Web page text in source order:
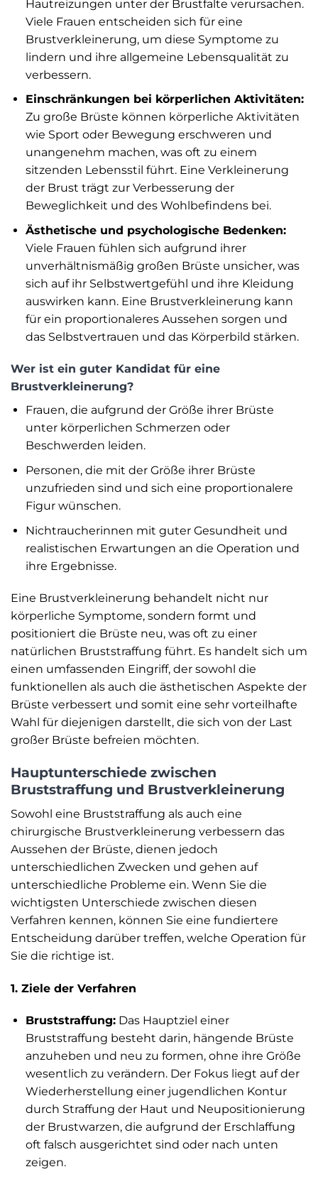
Hautreizungen unter der Brustfalte verursachen.
Viele Frauen entscheiden sich für eine
Brustverkleinerung, um diese Symptome zu
lindern und ihre allgemeine Lebensqualität zu
verbessern.
Einschränkungen bei körperlichen Aktivitäten:
Zu große Brüste können körperliche Aktivitäten
wie Sport oder Bewegung erschweren und
unangenehm machen, was oft zu einem
sitzenden Lebensstil führt. Eine Verkleinerung
der Brust trägt zur Verbesserung der
Beweglichkeit und des Wohlbefindens bei.
Ästhetische und psychologische Bedenken:
Viele Frauen fühlen sich aufgrund ihrer
unverhältnismäßig großen Brüste unsicher, was
sich auf ihr Selbstwertgefühl und ihre Kleidung
auswirken kann. Eine Brustverkleinerung kann
für ein proportionaleres Aussehen sorgen und
das Selbstvertrauen und das Körperbild stärken.
Wer ist ein guter Kandidat für eine
Brustverkleinerung?
Frauen, die aufgrund der Größe ihrer Brüste
unter körperlichen Schmerzen oder
Beschwerden leiden.
Personen, die mit der Größe ihrer Brüste
unzufrieden sind und sich eine proportionalere
Figur wünschen.
Nichtraucherinnen mit guter Gesundheit und
realistischen Erwartungen an die Operation und
ihre Ergebnisse.
Eine Brustverkleinerung behandelt nicht nur
körperliche Symptome, sondern formt und
positioniert die Brüste neu, was oft zu einer
natürlichen Bruststraffung führt. Es handelt sich um
einen umfassenden Eingriff, der sowohl die
funktionellen als auch die ästhetischen Aspekte der
Brüste verbessert und somit eine sehr vorteilhafte
Wahl für diejenigen darstellt, die sich von der Last
großer Brüste befreien möchten.
Hauptunterschiede zwischen
Bruststraffung und Brustverkleinerung
Sowohl eine Bruststraffung als auch eine
chirurgische Brustverkleinerung verbessern das
Aussehen der Brüste, dienen jedoch
unterschiedlichen Zwecken und gehen auf
unterschiedliche Probleme ein. Wenn Sie die
wichtigsten Unterschiede zwischen diesen
Verfahren kennen, können Sie eine fundiertere
Entscheidung darüber treffen, welche Operation für
Sie die richtige ist.
1. Ziele der Verfahren
Bruststraffung:Das Hauptziel einer
Bruststraffung besteht darin, hängende Brüste
anzuheben und neu zu formen, ohne ihre Größe
wesentlich zu verändern. Der Fokus liegt auf der
Wiederherstellung einer jugendlichen Kontur
durch Straffung der Haut und Neupositionierung
der Brustwarzen, die aufgrund der Erschlaffung
oft falsch ausgerichtet sind oder nach unten
zeigen.